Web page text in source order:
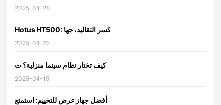
2025-04-28
Hotus HT500: كسر التقاليد، جها
2025-04-22
كيف تختار نظام سينما منزلية؟ ت
2025-04-15
أفضل جهاز عرض للتخييم: استمتع